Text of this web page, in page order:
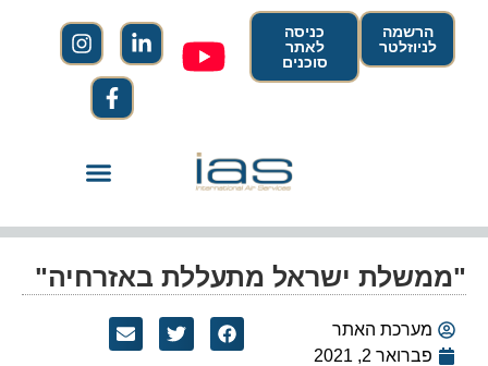
הרשמה
לניוזלטר
כניסה
לאתר
סוכנים
"ממשלת ישראל מתעללת באזרחיה"
מערכת האתר
פברואר 2, 2021